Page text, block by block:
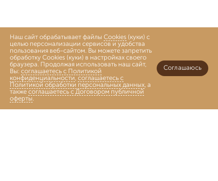
Главная
Наш сайт обрабатывает файлы Cookies (куки) с
целью персонализации сервисов и удобства
пользования веб-сайтом. Вы можете запретить
обработку Cookies (куки) в настройках своего
браузера. Продолжая использовать наш сайт,
Вы: соглашаетесь с Политикой
конфиденциальности, соглашаетесь с
Политикой обработки персональных данных, а
также соглашаетесь с Договором публичной
оферты.
Соглашаюсь